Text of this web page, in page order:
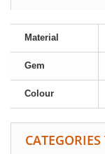
Material
Gem
Colour